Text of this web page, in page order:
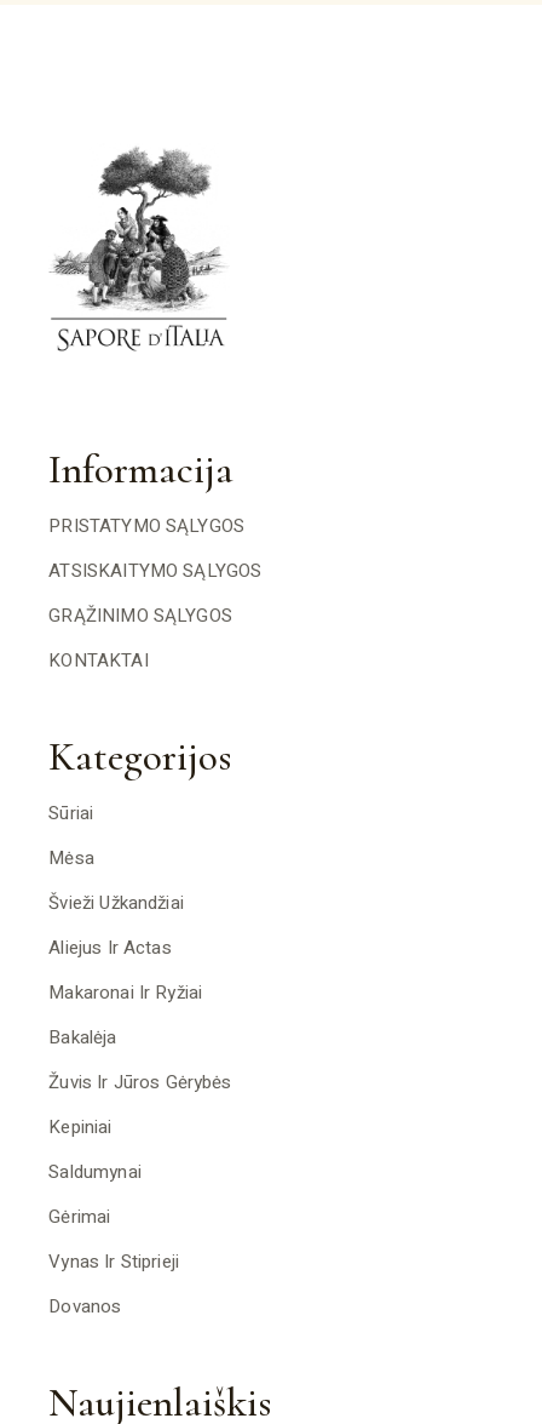
Informacija
PRISTATYMO SĄLYGOS
ATSISKAITYMO SĄLYGOS
GRĄŽINIMO SĄLYGOS
KONTAKTAI
Kategorijos
Sūriai
Mėsa
Švieži Užkandžiai
Aliejus Ir Actas
Makaronai Ir Ryžiai
Bakalėja
Žuvis Ir Jūros Gėrybės
Kepiniai
Saldumynai
Gėrimai
Vynas Ir Stiprieji
Dovanos
Naujienlaiškis